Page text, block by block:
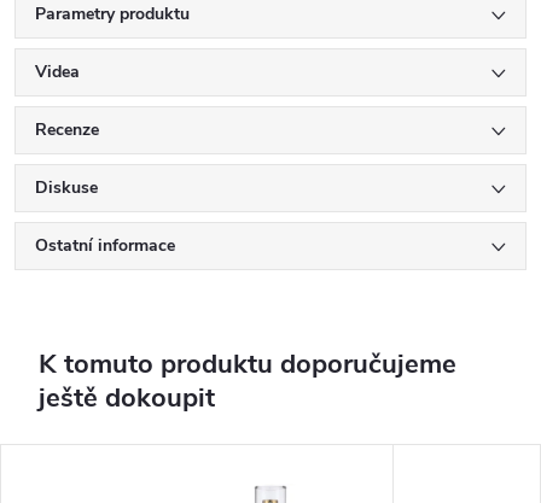
Parametry produktu
Videa
Recenze
Diskuse
Ostatní informace
K tomuto produktu doporučujeme
ještě dokoupit